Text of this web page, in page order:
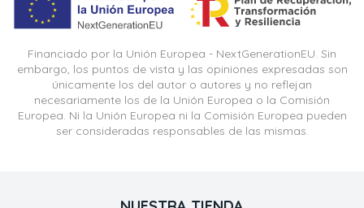
Financiado por la Unión Europea - NextGenerationEU. Sin
embargo, los puntos de vista y las opiniones expresadas son
únicamente los del autor o autores y no reflejan
necesariamente los de la Unión Europea o la Comisión
Europea. Ni la Unión Europea ni la Comisión Europea pueden
ser consideradas responsables de las mismas.